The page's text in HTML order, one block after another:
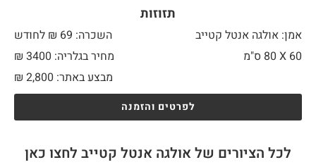
תזוזות
אמן: אולגה אנטל קטייב
השכרה: 69 ₪ לחודש
60 X
מחיר בגלריה: 3400 ₪
מבצע באתר:
₪ 2,800
לפרטים והזמנה
לכל הציורים של אולגה אנטל קטייב לחצו כאן